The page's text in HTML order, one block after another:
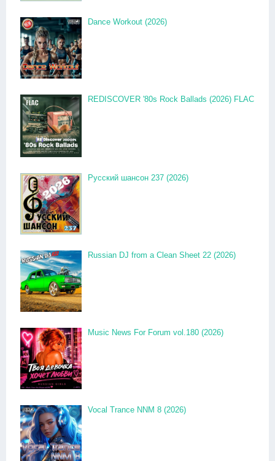
Dance Workout (2026)
REDISCOVER '80s Rock Ballads (2026) FLAC
Русский шансон 237 (2026)
Russian DJ from a Clean Sheet 22 (2026)
Music News For Forum vol.180 (2026)
Vocal Trance NNM 8 (2026)